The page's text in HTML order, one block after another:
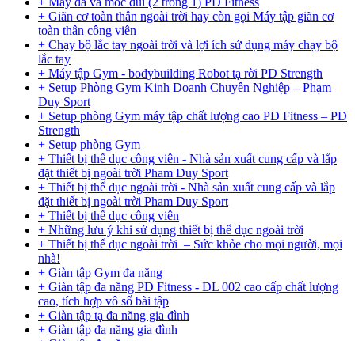
+ Giãn cơ toàn thân ngoài trời hay còn gọi Máy tập giãn cơ
toàn thân công viên
+ Chạy bộ lắc tay ngoài trời và lợi ích sử dụng máy chạy bộ
lắc tay
+ Máy tập Gym - bodybuilding Robot tạ rời PD Strength
+ Setup Phòng Gym Kinh Doanh Chuyên Nghiệp – Phạm
Duy Sport
+ Setup phòng Gym máy tập chất lượng cao PD Fitness – PD
Strength
+ Setup phòng Gym
+ Thiết bị thể dục công viên - Nhà sản xuất cung cấp và lắp
đặt thiết bị ngoài trời Pham Duy Sport
+ Thiết bị thể dục ngoài trời - Nhà sản xuất cung cấp và lắp
đặt thiết bị ngoài trời Pham Duy Sport
+ Thiết bị thể dục công viên
+ Những lưu ý khi sử dụng thiết bị thể dục ngoài trời
+ Thiết bị thể dục ngoài trời – Sức khỏe cho mọi người, mọi
nhà!
+ Giàn tập Gym đa năng
+ Giàn tập đa năng PD Fitness - DL 002 cao cấp chất lượng
cao, tích hợp vô số bài tập
+ Giàn tập tạ đa năng gia đình
+ Giàn tập đa năng gia đình